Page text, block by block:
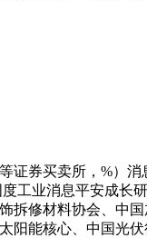
买卖所，%）消
工业消息平安成
拆修材料协会、中
阳能核心、中国光